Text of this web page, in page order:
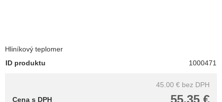
Hliníkový teplomer
ID produktu
1000471
45.00 € bez DPH
55.35 €
Cena s DPH